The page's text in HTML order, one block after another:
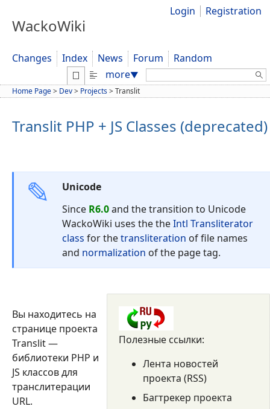
WackoWiki
Login Registration
Changes Index News Forum
Random
more▼ Search:
Home Page> Dev> Projects>Translit
Translit PHP + JS Classes (deprecated)
Unicode
Since R6.0and the transition to Unicode
WackoWiki uses the theIntl Transliterator
class for thetransliteration of file names
and normalization of the page tag.
Полезные ссылки:
Лента новостей
проекта (RSS)
Багтрекер проекта
Вы находитесь на
странице проекта
Translit —
библиотеки PHP и
JS классов для
транслитерации
URL.